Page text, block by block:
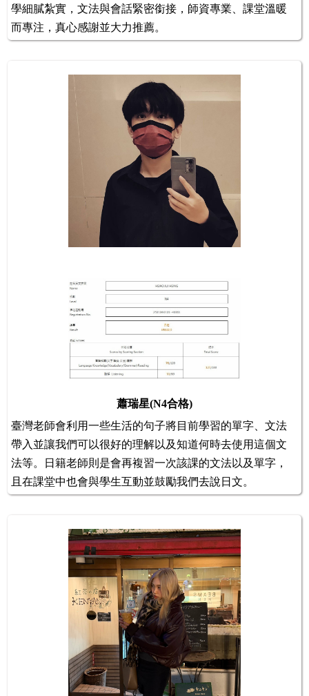
學細膩紮實，文法與會話緊密銜接，師資專業、課堂溫暖
而專注，真心感謝並大力推薦。
蕭瑞星(N4合格)
臺灣老師會利用一些生活的句子將目前學習的單字、文法
帶入並讓我們可以很好的理解以及知道何時去使用這個文
法等。日籍老師則是會再複習一次該課的文法以及單字，
且在課堂中也會與學生互動並鼓勵我們去說日文。